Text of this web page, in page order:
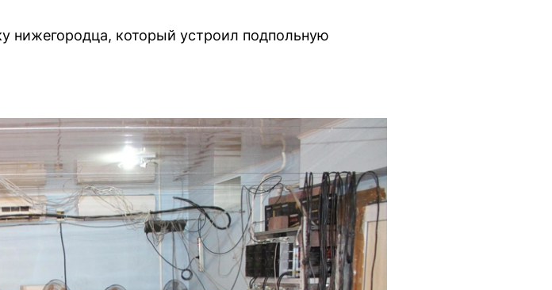
нижегородца, который устроил подпольную